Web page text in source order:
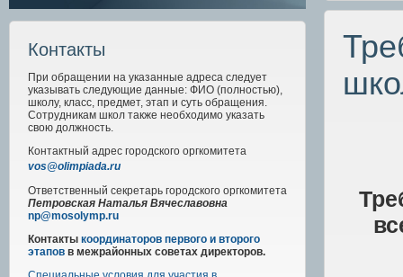
Контакты
При обращении на указанные адреса следует
указывать следующие данные: ФИО (полностью),
школу, класс, предмет, этап и суть обращения.
Сотрудникам школ также необходимо указать
свою должность.
Контактный адрес городского оргкомитета
vos@olimpiada.ru
Ответственный секретарь городского оргкомитета
Петровская Наталья Вячеславовна
np@mosolymp.ru
Контакты координаторов первого и второго
этапов в межрайонных советах директоров.